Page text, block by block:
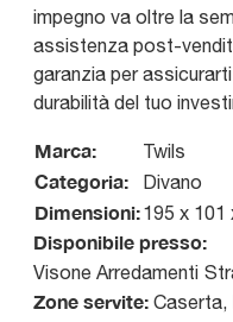
impegno va oltre la
assistenza post-
garanzia per
durabilità del tuo
Marca: Twils
Categoria: Divano
Dimensioni:195 x 101
Disponibile presso:
Visone Arredamenti
Zone servite: Caserta,